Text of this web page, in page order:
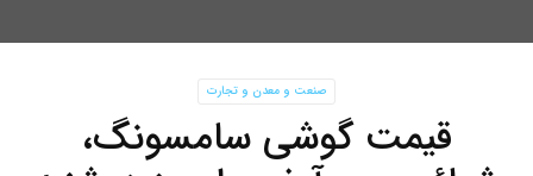
صنعت و معدن و تجارت
قیمت گوشی سامسونگ،